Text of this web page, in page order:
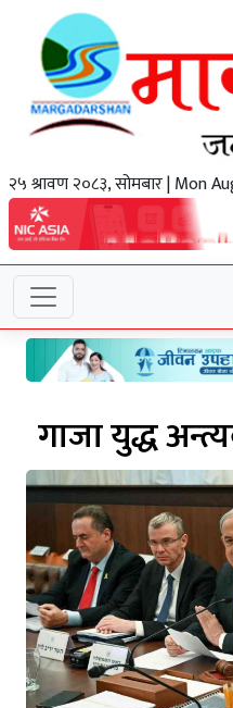
२५ श्रावण २०८३, सोमबार | Mon
गाजा युद्ध